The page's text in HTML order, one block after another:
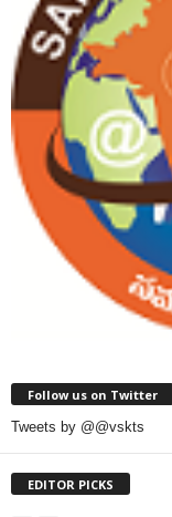
Follow us on Twitter
Tweets by @@vskts
EDITOR PICKS